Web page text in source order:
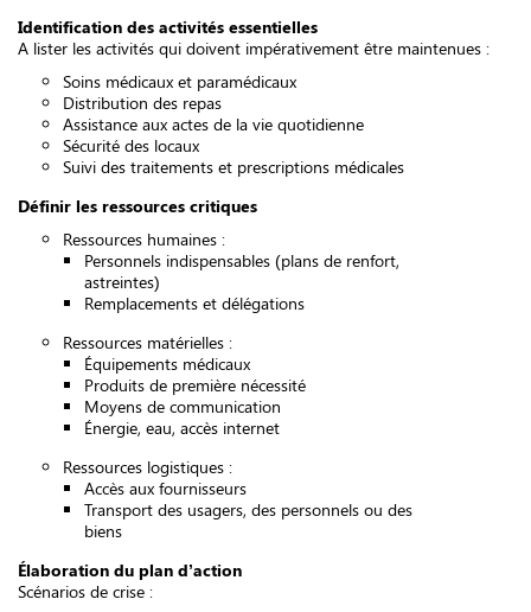
Identification des activités essentielles
A lister les activités qui doivent impérativement être maintenues :
Soins médicaux et paramédicaux
Distribution des repas
Assistance aux actes de la vie quotidienne
Sécurité des locaux
Suivi des traitements et prescriptions médicales
Définir les ressources critiques
Ressources humaines :
Personnels indispensables (plans de renfort,
astreintes)
Remplacements et délégations
Ressources matérielles :
Équipements médicaux
Produits de première nécessité
Moyens de communication
Énergie, eau, accès internet
Ressources logistiques :
Accès aux fournisseurs
Transport des usagers, des personnels ou des
biens
Élaboration du plan d’action
Scénarios de crise :